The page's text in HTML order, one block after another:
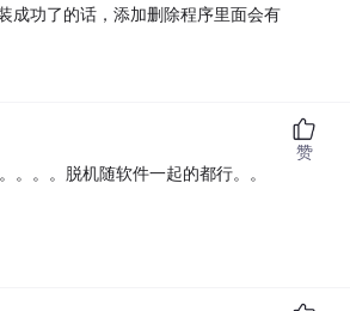
成功了的话，添加删除程序里面会有
。。。脱机随软件一起的都行。。
赞